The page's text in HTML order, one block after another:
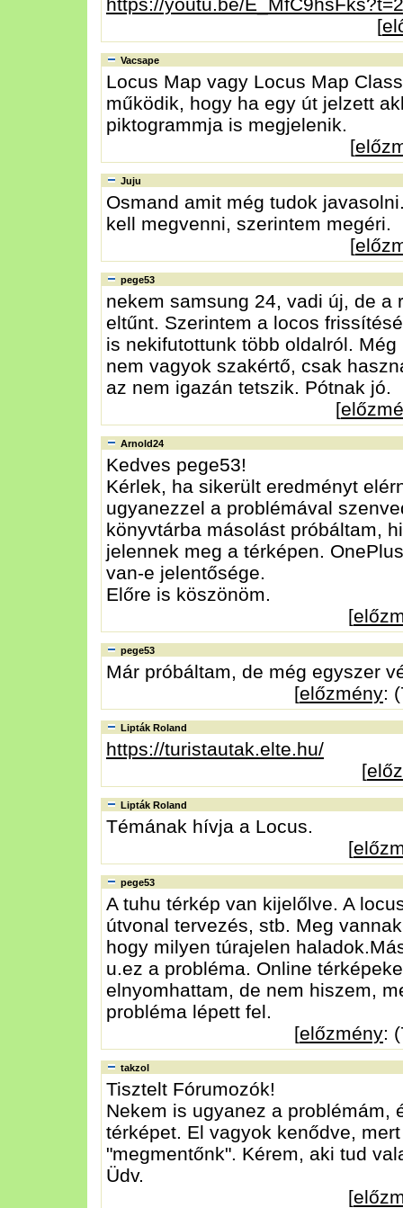
[
Vacsape
Locus Map vagy Locus Map
működik, hogy ha egy út jelzett
piktogrammja is megjelenik.
[
Juju
Osmand amit még tudok
kell megvenni, szerintem megéri.
[
pege53
nekem samsung 24, vadi új, de a
eltűnt. Szerintem a locos
is nekifutottunk több oldalról.
nem vagyok szakértő, csak
az nem igazán tetszik. Pótnak jó.
[
Arnold24
Kedves pege53!
Kérlek, ha sikerült eredményt
ugyanezzel a problémával
könyvtárba másolást próbáltam,
jelennek meg a térképen.
van-e jelentősége.
Előre is köszönöm.
[
pege53
Már próbáltam, de még egyszer
[előzmény:
Lipták Roland
https://turistautak.elte.hu/
[
Lipták Roland
Témának hívja a Locus.
[
pege53
A tuhu térkép van kijelőlve. A
útvonal tervezés, stb. Meg
hogy milyen túrajelen
u.ez a probléma. Online
elnyomhattam, de nem hiszem,
probléma lépett fel.
[előzmény:
takzol
Tisztelt Fórumozók!
Nekem is ugyanez a problémám,
térképet. El vagyok kenődve,
"megmentőnk". Kérem, aki tud
Üdv.
[